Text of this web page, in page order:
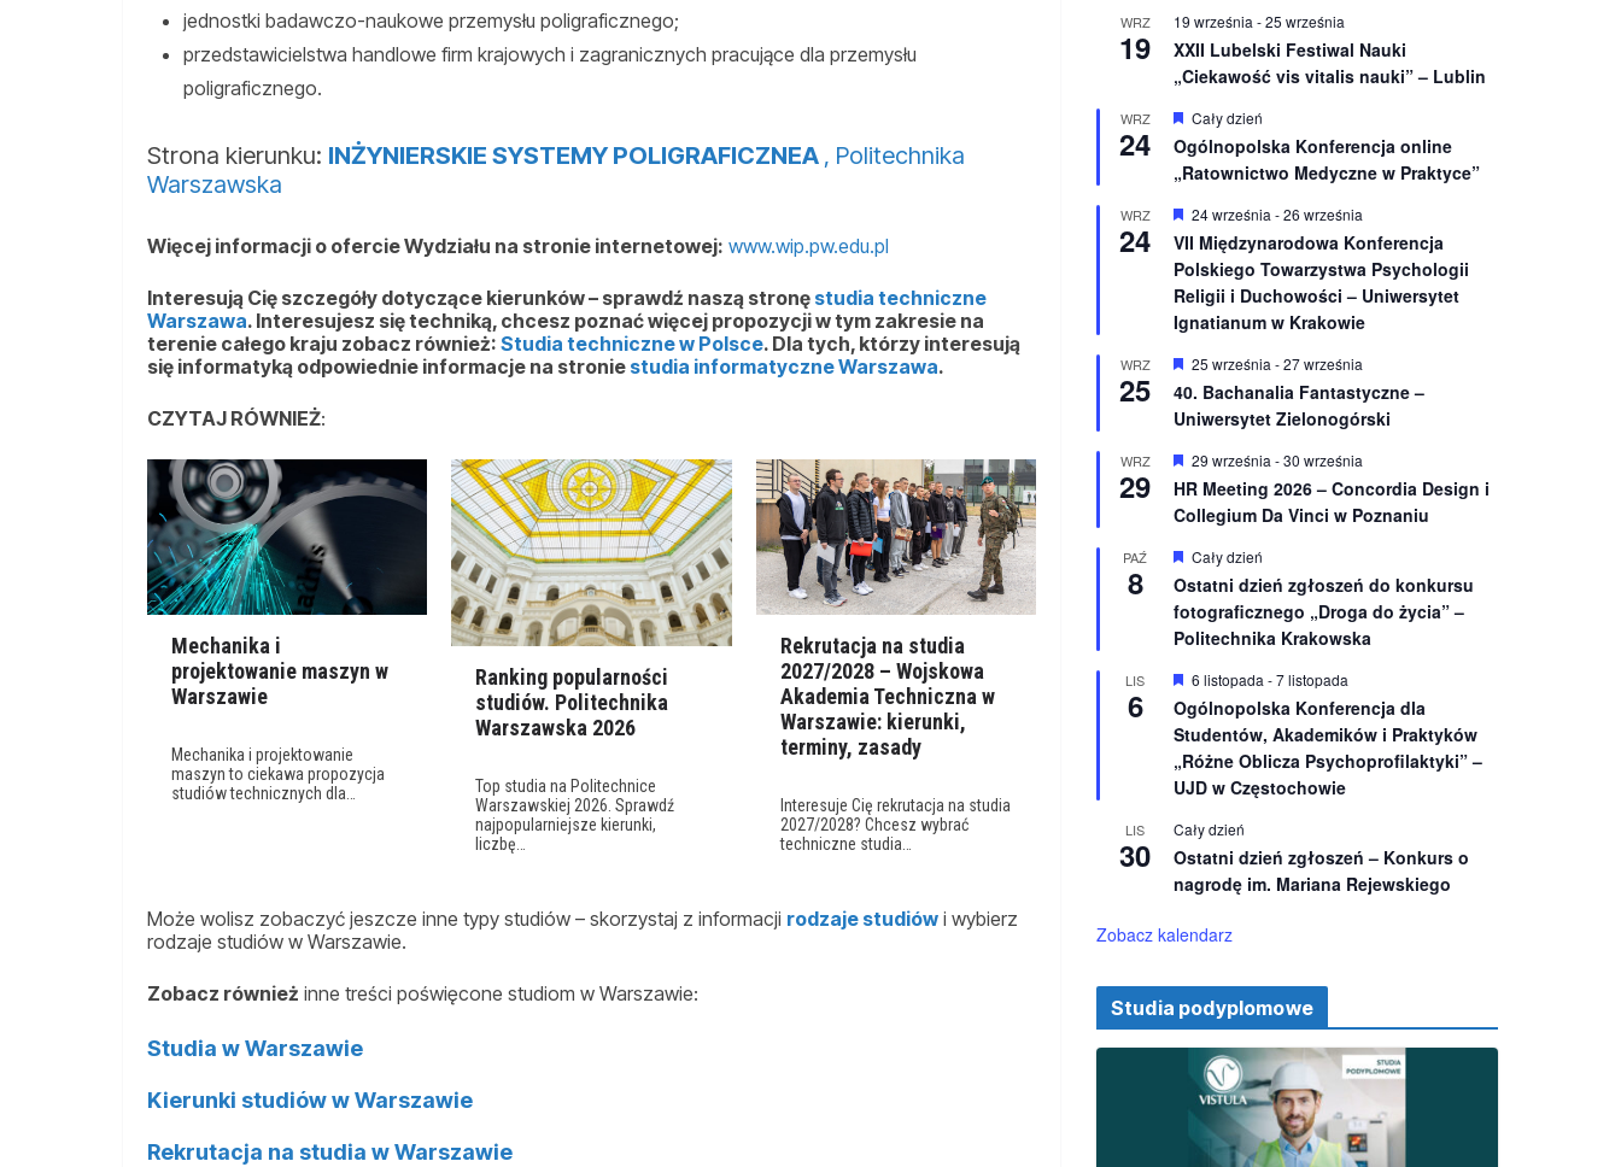
jednostki badawczo-naukowe przemysłu poligraficznego;
przedstawicielstwa handlowe firm krajowych i zagranicznych pracujące dla przemysłu
poligraficznego.
Strona kierunku: INŻYNIERSKIE SYSTEMY POLIGRAFICZNEA , Politechnika
Warszawska
Więcej informacji o ofercie Wydziału na stronie internetowej: www.wip.pw.edu.pl
Interesują Cię szczegóły dotyczące kierunków – sprawdź naszą stronę studia techniczne
Warszawa. Interesujesz się techniką, chcesz poznać więcej propozycji w tym zakresie na
terenie całego kraju zobacz również: Studia techniczne w Polsce. Dla tych, którzy interesują
się informatyką odpowiednie informacje na stronie studia informatyczne Warszawa.
CZYTAJ RÓWNIEŻ:
Mechanika i
projektowanie maszyn w
Warszawie
Mechanika i projektowanie
maszyn to ciekawa propozycja
studiów technicznych dla…
Ranking popularności
studiów. Politechnika
Warszawska 2026
Top studia na Politechnice
Warszawskiej 2026. Sprawdź
najpopularniejsze kierunki,
liczbę…
Rekrutacja na studia
2027/2028 – Wojskowa
Akademia Techniczna w
Warszawie: kierunki,
terminy, zasady
Interesuje Cię rekrutacja na studia
2027/2028? Chcesz wybrać
techniczne studia…
Może wolisz zobaczyć jeszcze inne typy studiów – skorzystaj z informacji rodzaje studiów i wybierz
rodzaje studiów w Warszawie.
Zobacz również inne treści poświęcone studiom w Warszawie:
Studia w Warszawie
Kierunki studiów w Warszawie
Rekrutacja na studia w Warszawie
WRZ
19
19 września -25 września
XXII Lubelski Festiwal Nauki
„Ciekawość vis vitalis nauki” – Lublin
WRZ
24
W
r
ó
n
i
o
n
e
Cały dzień
Ogólnopolska Konferencja online
„Ratownictwo Medyczne w Praktyce”
WRZ
24
W
y
r
ó
ż
n
i
n
e
24 września -26 września
VII Międzynarodowa Konferencja
Polskiego Towarzystwa Psychologii
Religii i Duchowości – Uniwersytet
Ignatianum w Krakowie
WRZ
25
W
r
ó
n
i
o
n
25 września -27 września
40. Bachanalia Fantastyczne –
Uniwersytet Zielonogórski
WRZ
29
W
y
r
ó
n
o
n
e
29 września -30 września
HR Meeting 2026 – Concordia Design i
Collegium Da Vinci w Poznaniu
PAŹ
8
W
r
ó
ż
n
i
o
n
e
Cały dzień
Ostatni dzień zgłoszeń do konkursu
fotograficznego „Droga do życia” –
Politechnika Krakowska
LIS
6
W
r
ó
ż
n
i
n
e
6 listopada -7 listopada
Ogólnopolska Konferencja dla
Studentów, Akademików i Praktyków
„Różne Oblicza Psychoprofilaktyki” –
UJD w Częstochowie
LIS
30
Cały dzień
Ostatni dzień zgłoszeń – Konkurs o
nagrodę im. Mariana Rejewskiego
Zobacz kalendarz
Studia podyplomowe